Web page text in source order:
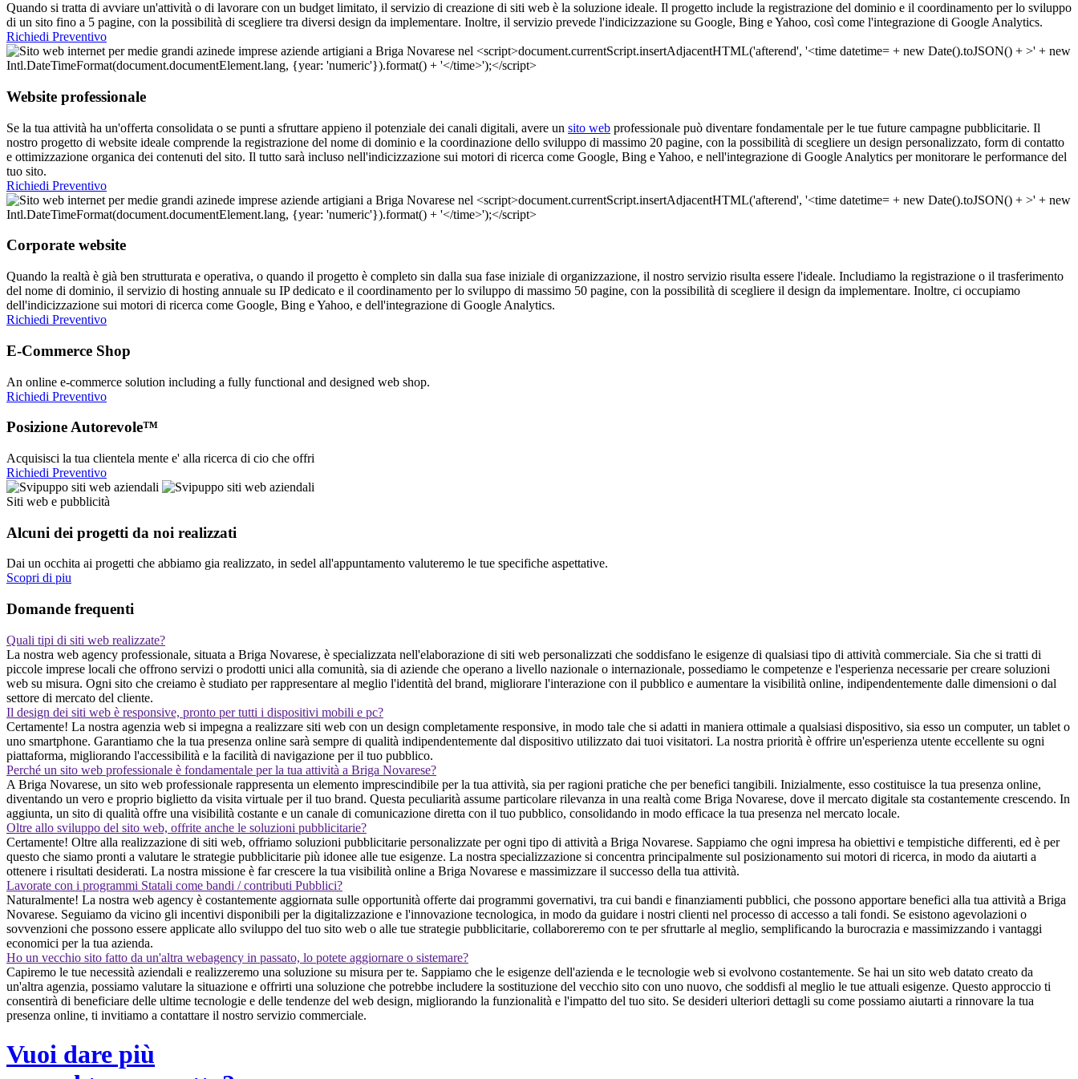
Quando si tratta di avviare un'attività o di lavorare con un budget limitato, il servizio di creazione di siti web è la soluzione ideale. Il progetto include la registrazione del dominio e il coordinamento per lo sviluppo
di un sito fino a 5 pagine, con la possibilità di scegliere tra diversi design da implementare. Inoltre, il servizio prevede l'indicizzazione su Google, Bing e Yahoo, così come l'integrazione di Google Analytics.
Richiedi Preventivo
Website professionale
Se la tua attività ha un'offerta consolidata o se punti a sfruttare appieno il potenziale dei canali digitali, avere un sito web professionale può diventare fondamentale per le tue future campagne pubblicitarie. Il
nostro progetto di website ideale comprende la registrazione del nome di dominio e la coordinazione dello sviluppo di massimo 20 pagine, con la possibilità di scegliere un design personalizzato, form di contatto
e ottimizzazione organica dei contenuti del sito. Il tutto sarà incluso nell'indicizzazione sui motori di ricerca come Google, Bing e Yahoo, e nell'integrazione di Google Analytics per monitorare le performance del
tuo sito.
Richiedi Preventivo
Corporate website
Quando la realtà è già ben strutturata e operativa, o quando il progetto è completo sin dalla sua fase iniziale di organizzazione, il nostro servizio risulta essere l'ideale. Includiamo la registrazione o il trasferimento
del nome di dominio, il servizio di hosting annuale su IP dedicato e il coordinamento per lo sviluppo di massimo 50 pagine, con la possibilità di scegliere il design da implementare. Inoltre, ci occupiamo
dell'indicizzazione sui motori di ricerca come Google, Bing e Yahoo, e dell'integrazione di Google Analytics.
Richiedi Preventivo
E-Commerce Shop
An online e-commerce solution including a fully functional and designed web shop.
Richiedi Preventivo
Posizione Autorevole™
Acquisisci la tua clientela mente e' alla ricerca di cio che offri
Richiedi Preventivo
Siti web e pubblicità
Alcuni dei progetti da noi realizzati
Dai un occhita ai progetti che abbiamo gia realizzato, in sedel all'appuntamento valuteremo le tue specifiche aspettative.
Scopri di piu
Domande frequenti
Quali tipi di siti web realizzate?
La nostra web agency professionale, situata a Briga Novarese, è specializzata nell'elaborazione di siti web personalizzati che soddisfano le esigenze di qualsiasi tipo di attività commerciale. Sia che si tratti di
piccole imprese locali che offrono servizi o prodotti unici alla comunità, sia di aziende che operano a livello nazionale o internazionale, possediamo le competenze e l'esperienza necessarie per creare soluzioni
web su misura. Ogni sito che creiamo è studiato per rappresentare al meglio l'identità del brand, migliorare l'interazione con il pubblico e aumentare la visibilità online, indipendentemente dalle dimensioni o dal
settore di mercato del cliente.
Il design dei siti web è responsive, pronto per tutti i dispositivi mobili e pc?
Certamente! La nostra agenzia web si impegna a realizzare siti web con un design completamente responsive, in modo tale che si adatti in maniera ottimale a qualsiasi dispositivo, sia esso un computer, un tablet o
uno smartphone. Garantiamo che la tua presenza online sarà sempre di qualità indipendentemente dal dispositivo utilizzato dai tuoi visitatori. La nostra priorità è offrire un'esperienza utente eccellente su ogni
piattaforma, migliorando l'accessibilità e la facilità di navigazione per il tuo pubblico.
Perché un sito web professionale è fondamentale per la tua attività a Briga Novarese?
A Briga Novarese, un sito web professionale rappresenta un elemento imprescindibile per la tua attività, sia per ragioni pratiche che per benefici tangibili. Inizialmente, esso costituisce la tua presenza online,
diventando un vero e proprio biglietto da visita virtuale per il tuo brand. Questa peculiarità assume particolare rilevanza in una realtà come Briga Novarese, dove il mercato digitale sta costantemente crescendo. In
aggiunta, un sito di qualità offre una visibilità costante e un canale di comunicazione diretta con il tuo pubblico, consolidando in modo efficace la tua presenza nel mercato locale.
Oltre allo sviluppo del sito web, offrite anche le soluzioni pubblicitarie?
Certamente! Oltre alla realizzazione di siti web, offriamo soluzioni pubblicitarie personalizzate per ogni tipo di attività a Briga Novarese. Sappiamo che ogni impresa ha obiettivi e tempistiche differenti, ed è per
questo che siamo pronti a valutare le strategie pubblicitarie più idonee alle tue esigenze. La nostra specializzazione si concentra principalmente sul posizionamento sui motori di ricerca, in modo da aiutarti a
ottenere i risultati desiderati. La nostra missione è far crescere la tua visibilità online a Briga Novarese e massimizzare il successo della tua attività.
Lavorate con i programmi Statali come bandi / contributi Pubblici?
Naturalmente! La nostra web agency è costantemente aggiornata sulle opportunità offerte dai programmi governativi, tra cui bandi e finanziamenti pubblici, che possono apportare benefici alla tua attività a Briga
Novarese. Seguiamo da vicino gli incentivi disponibili per la digitalizzazione e l'innovazione tecnologica, in modo da guidare i nostri clienti nel processo di accesso a tali fondi. Se esistono agevolazioni o
sovvenzioni che possono essere applicate allo sviluppo del tuo sito web o alle tue strategie pubblicitarie, collaboreremo con te per sfruttarle al meglio, semplificando la burocrazia e massimizzando i vantaggi
economici per la tua azienda.
Ho un vecchio sito fatto da un'altra webagency in passato, lo potete aggiornare o sistemare?
Capiremo le tue necessità aziendali e realizzeremo una soluzione su misura per te. Sappiamo che le esigenze dell'azienda e le tecnologie web si evolvono costantemente. Se hai un sito web datato creato da
un'altra agenzia, possiamo valutare la situazione e offrirti una soluzione che potrebbe includere la sostituzione del vecchio sito con uno nuovo, che soddisfi al meglio le tue attuali esigenze. Questo approccio ti
consentirà di beneficiare delle ultime tecnologie e delle tendenze del web design, migliorando la funzionalità e l'impatto del tuo sito. Se desideri ulteriori dettagli su come possiamo aiutarti a rinnovare la tua
presenza online, ti invitiamo a contattare il nostro servizio commerciale.
Vuoi dare più